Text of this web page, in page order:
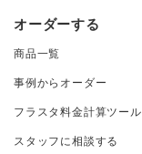
オーダーする
商品一覧
事例からオーダー
フラスタ料金計算ツール
スタッフに相談する